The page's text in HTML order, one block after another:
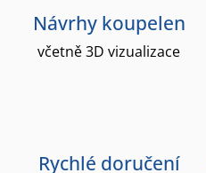
Návrhy koupelen
včetně 3D vizualizace
Rychlé doručení